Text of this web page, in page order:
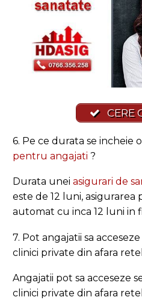
CERE
6. Pe ce durata se incheie o
pentru angajati ?
Durata unei asigurari de
este de 12 luni,
automat cu inca 12 luni in
7. Pot angajatii sa
clinici private din afara
Angajatii pot sa acceseze
clinici private din afara